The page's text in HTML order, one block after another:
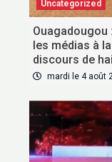
Uncategorized
Ouagadougou
les médias à
discours de
mardi le 4 août